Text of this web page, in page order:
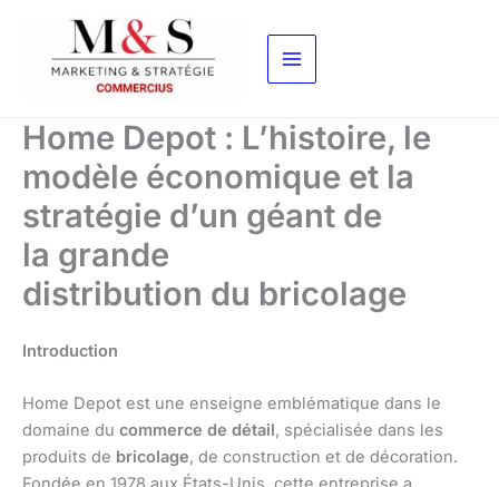
contenu
Home Depot : L’histoire, le
modèle économique et la
stratégie d’un géant de
la grande
distribution du bricolage
Introduction
Home Depot est une enseigne emblématique dans le
domaine du commerce de détail, spécialisée dans les
produits de bricolage, de construction et de décoration.